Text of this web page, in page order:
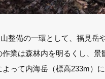
整備の一環として、福見岳
業は森林内を明るくし、景
って内海岳（標高233m）